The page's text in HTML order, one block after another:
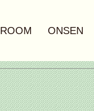
ROOM ONSEN